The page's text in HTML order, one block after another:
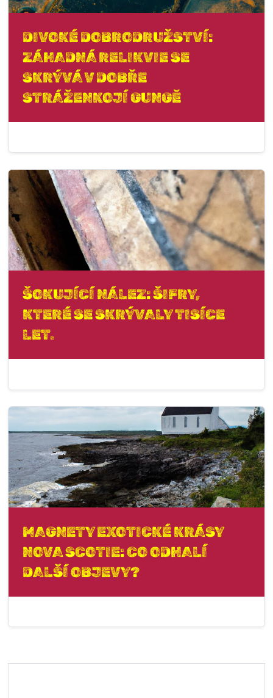
DIVOKÉ DOBRODRUŽSTVÍ:
ZÁHADNÁ RELIKVIE SE
SKRÝVÁ V DOBŘE
STRÁŽENKOJÍ GUNGĚ
ŠOKUJÍCÍ NÁLEZ: ŠIFRY,
KTERÉ SE SKRÝVALY TISÍCE
LET.
MAGNETY EXOTICKÉ KRÁSY
NOVA SCOTIE: CO ODHALÍ
DALŠÍ OBJEVY?